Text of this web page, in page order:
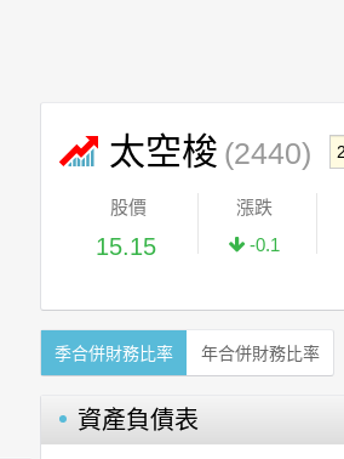
太空梭 (2440)
股價
15.15
漲跌
-0.1
季合併財務比率 年合併財務比率
資產負債表